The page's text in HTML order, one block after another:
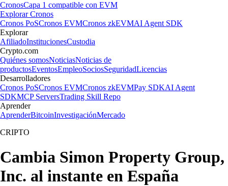
CronosCapa 1 compatible con EVM
Explorar Cronos
Cronos PoSCronos EVMCronos zkEVMAI Agent SDK
Explorar
AfiliadoInstitucionesCustodia
Crypto.com
Quiénes somosNoticiasNoticias de
productosEventosEmpleoSociosSeguridadLicencias
Desarrolladores
Cronos PoSCronos EVMCronos zkEVMPay SDKAI Agent
SDKMCP ServersTrading Skill Repo
Aprender
AprenderBitcoinInvestigaciónMercado
CRIPTO
Cambia Simon Property Group,
Inc. al instante en España